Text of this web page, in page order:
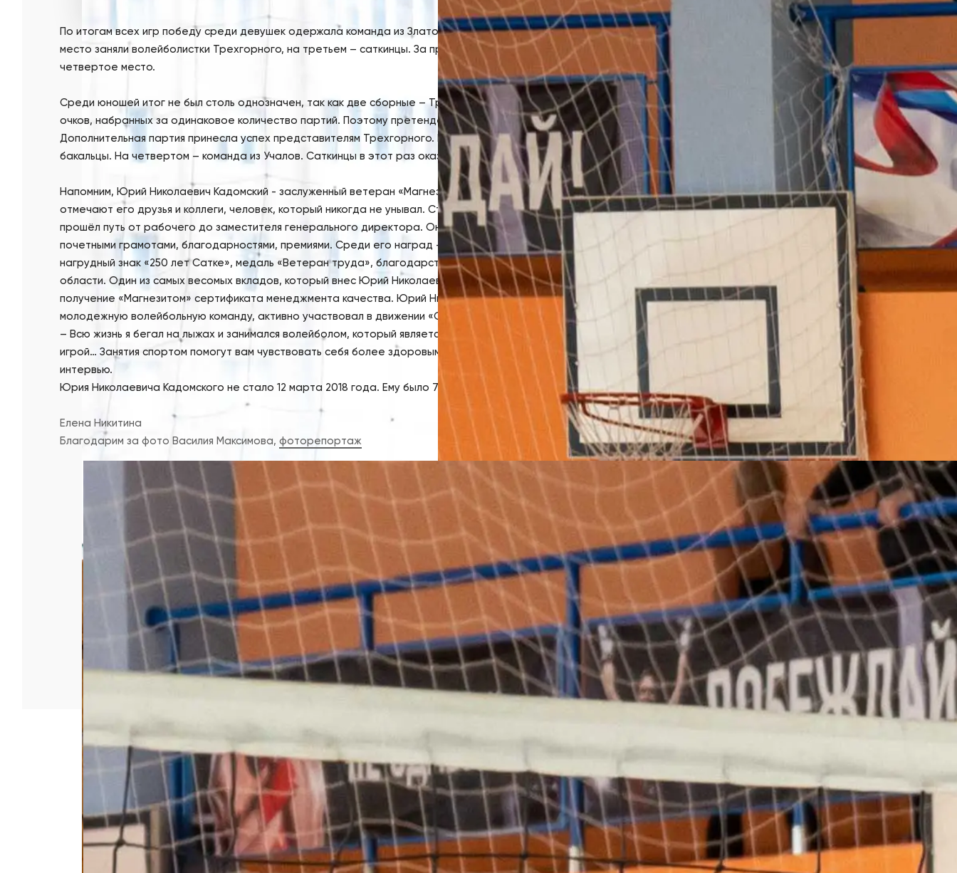
По итогам всех игр победу среди девушек одержала команда из Златоуста, изначально заявившая о себе как о лидере турнира. Второе
место заняли волейболистки Трехгорного, на третьем – саткинцы. За пределами призовой тройки осталась команда Межевого, занявшая
четвертое место.
Среди юношей итог не был столь однозначен, так как две сборные – Трехгорного и Малояза–подошли к финалу с равным количеством
очков, набранных за одинаковое количество партий. Поэтому претендентам на победу пришлось оспаривать ее в рамках «золотого сета».
Дополнительная партия принесла успех представителям Трехгорного. Второй результат–
у волейболистов из Малояза. Третье место заняли
бакальцы. На четвертом – команда из Учалов. Саткинцы в этот раз оказались аутсайдерами турнира.
Напомним, Юрий Николаевич Кадомский - заслуженный ветеран «Магнезита», известный в нашем районе и области спортсмен, тренер и, как
отмечают его друзья и коллеги, человек, который никогда не унывал. Стаж его работы на предприятии составил 50 лет. Юрий Николаевич
прошёл путь от рабочего до заместителя генерального директора. Он всегда делал свою работу на совесть и не раз награждался
почетными грамотами, благодарностями, премиями. Среди его наград –
звание «Победитель соцсоревнования» 1980 года, памятный
нагрудный знак «250 лет Сатке», медаль «Ветеран труда», благодарственное письмо Законодательного Собрания Челябинской
области. Один из самых весомых вкладов, который внес Юрий Николаевич в развитие производства – внедрение системы качества и
получение «Магнезитом» сертификата менеджмента качества. Юрий Николаевич всегда находил время для спорта, тренировал
молодежную волейбольную команду, активно участвовал в движении «Олимпийские надежды Южного Урала».
– Всю жизнь я бегал на лыжах и занимался волейболом, который является моим самым любимым видом спорта. И по сей день увлечен этой
игрой… Занятия спортом помогут вам чувствовать себя более здоровыми, активными и уверенными в себе,
– говорил
он в одном из своих
интервью.
Юрия Николаевича Кадомского не стало 12 марта 2018 года. Ему было 70 лет.
Елена Никитина
Благодарим за фото Василия Максимова, фоторепортаж